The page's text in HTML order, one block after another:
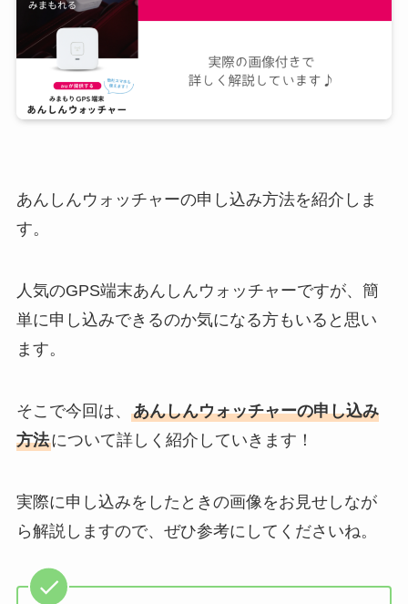
あんしんウォッチャーの申し込み方法を紹介しま
す。
人気のGPS端末あんしんウォッチャーですが、簡
単に申し込みできるのか気になる方もいると思い
ます。
そこで今回は、 あんしんウォッチャーの申し込み
方法について詳しく紹介していきます！
実際に申し込みをしたときの画像をお見せしなが
ら解説しますので、ぜひ参考にしてくださいね。